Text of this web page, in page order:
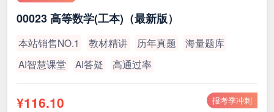
00023 高等数学(工本)（最新版）
本站销售NO.1 教材精讲 历年真题
海量题库
AI智慧课堂
AI答疑 高通过率
报考季冲刺
¥116.10